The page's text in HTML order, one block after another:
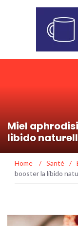
Miel
libido
Home / Santé /
booster la libido